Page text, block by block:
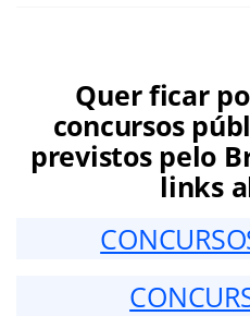
Quer ficar
concursos
previstos pelo
links